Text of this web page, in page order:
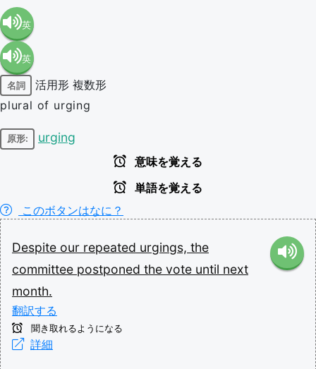
英
語（米
国）
(en-US)
英
語（イ
ギリ
(en-GB)
名詞 活用形 複数形
plural of urging
原形: urging
意味を覚える
単語を覚える
このボタンはなに？
Despite our repeated urgings, the
committee postponed the vote until next
month.
翻訳する
聞き取れるようになる
詳細